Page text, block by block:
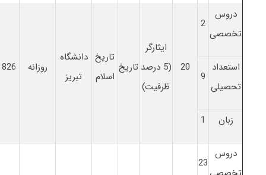
دروس
تخصصی
2
20
ایثارگر
(5 درصد
ظرفیت)
تاریخ
تاریخ
اسلام
دانشگاه
تبریز
روزانه 826
استعداد
تحصیلی
9
زبان 1
دروس
23